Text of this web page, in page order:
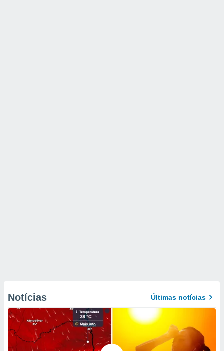
Notícias Últimas notícias